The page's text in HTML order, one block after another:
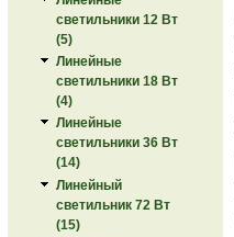
светильники 12 Вт
(5)
Линейные
светильники 18 Вт
(4)
Линейные
светильники 36 Вт
(14)
Линейный
светильник 72 Вт
(15)